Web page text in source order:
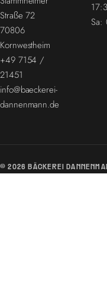
Straße 72
70806
Kornwestheim
+49 7154 /
21451
info@baeckerei-
dannenmann.de
© 2026 BÄCKEREI